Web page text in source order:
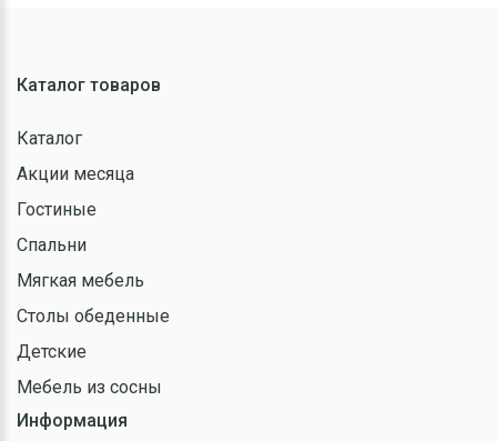
Каталог товаров
Каталог
Акции месяца
Гостиные
Спальни
Мягкая мебель
Столы обеденные
Детские
Мебель из сосны
Информация